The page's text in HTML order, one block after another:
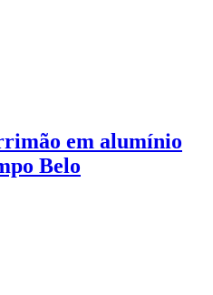
em alumínio
Belo